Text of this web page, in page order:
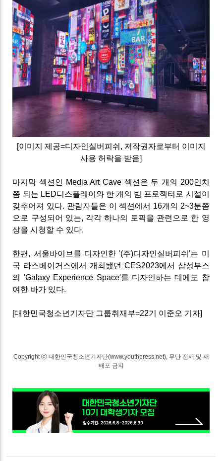
[이미지 제공=디자인실버피쉬, 저작권자로부터 이미지
사용 허락을 받음]
마지막 섹션인 Media Art Cave 섹션은 두 개의 200인치
쯤 되는 LED디스플레이와 한 개의 빔 프로젝터로 시설이
갖추어져 있다. 관람자들은 이 섹션에서 16개의 2~3분쯤
으로 구성되어 있는, 각각 하나의 토픽을 관련으로 한 영
상을 시청할 수 있다.
한편, 서울바이브를 디자인한'(주)디자인실버피쉬'는 미
국 라스베이거스에서 개최됐던 CES2023에서 삼성부스
의 'Galaxy Experience Space'를 디자인하는 데에도 참
여한 바가 있다.
[대한민국청소년기자단 그룹취재부=22기 이준오 기자]
Copyright ⓒ 대한민국청소년기자단(www.youthpress.net), 무단 전재 및 재
배포 금지